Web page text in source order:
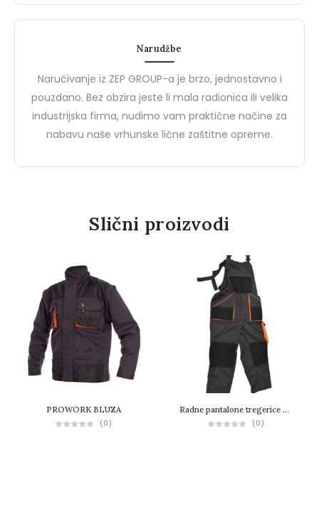
za Kvalitetnu i Pristupačnu
Zaštitnu Opremu
kvalitete i pristupačne cijene u
0
0
Sigurnosti na Radu
Narudžbe
Naručivanje iz ZEP GROUP-a je brzo, jednostavno i
pouzdano. Bez obzira jeste li mala radionica ili velika
industrijska firma, nudimo vam praktične načine za
nabavu naše vrhunske lične zaštitne opreme.
Slični proizvodi
PROWORK BLUZA
(0)
Radne pantalone tregerice BIZZ
(0)